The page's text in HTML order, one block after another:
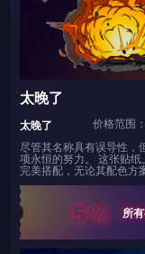
太晚了
太晚了
价格范围
尽管其名称具有误导性，
项永恒的努力。 这张贴
完美搭配，无论其配色方
5% 所